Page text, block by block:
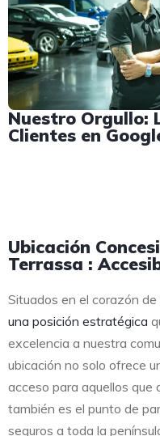
Nuestro Orgullo:
Clientes en
Ubicación
Terrassa :
Situados en el corazón de
una posición estratégica
excelencia a nuestra
ubicación no solo ofrece
acceso para aquellos que
también es el punto de
seguros a toda la